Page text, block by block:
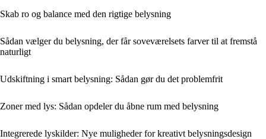
Skab ro og balance med den rigtige belysning
Sådan vælger du belysning, der får soveværelsets farver til at fremstå
naturligt
Udskiftning i smart belysning: Sådan gør du det problemfrit
Zoner med lys: Sådan opdeler du åbne rum med belysning
Integrerede lyskilder: Nye muligheder for kreativt belysningsdesign